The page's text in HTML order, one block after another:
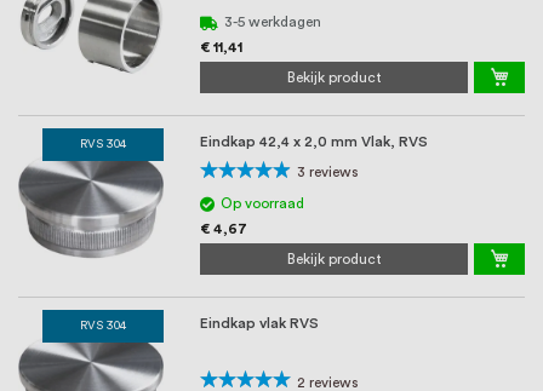
100%
3-5 werkdagen
€ 11,41
Bekijk product
RVS 304 Eindkap 42,4 x 2,0 mm Vlak, RVS
Waardering:
93%
3 reviews
Op voorraad
€ 4,67
Bekijk product
RVS 304 Eindkap vlak RVS
Waardering: 2 reviews